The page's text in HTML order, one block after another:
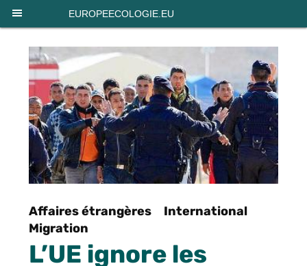
EUROPEECOLOGIE.EU
Affaires étrangères
International
Migration
L’UE ignore les